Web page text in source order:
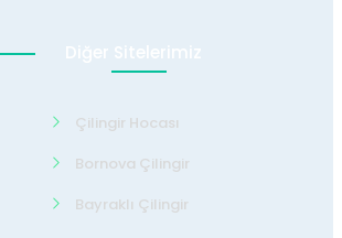
Diğer Sitelerimiz
Çilingir Hocası
Bornova Çilingir
Bayraklı Çilingir